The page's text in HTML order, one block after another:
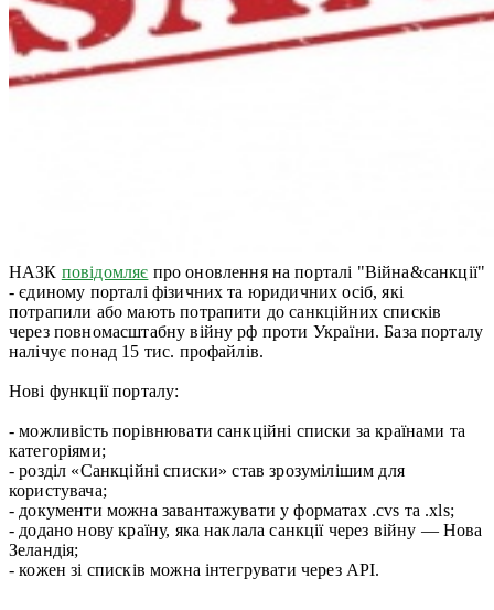
НАЗК повідомляє про оновлення на порталі "Війна&санкції"
- єдиному порталі фізичних та юридичних осіб, які
потрапили або мають потрапити до санкційних списків
через повномасштабну війну рф проти України. База порталу
налічує понад 15 тис. профайлів.
Нові функції порталу:
- можливість порівнювати санкційні списки за країнами та
категоріями;
- розділ «Санкційні списки» став зрозумілішим для
користувача;
- документи можна завантажувати у форматах .cvs та .xls;
- додано нову країну, яка наклала санкції через війну — Нова
Зеландія;
- кожен зі списків можна інтегрувати через API.